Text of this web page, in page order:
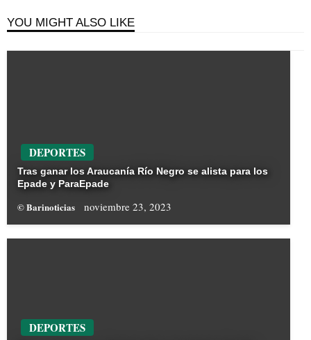
YOU MIGHT ALSO LIKE
DEPORTES
Tras ganar los Araucanía Río Negro se alista para los
Epade y ParaEpade
© Barinoticias noviembre 23, 2023
DEPORTES